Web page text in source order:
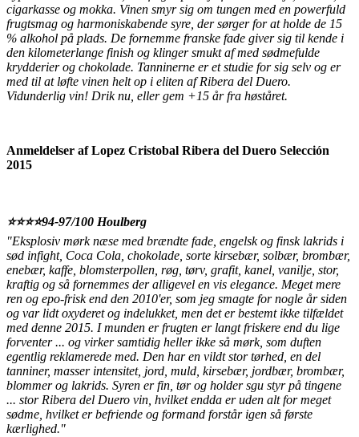
cigarkasse og mokka. Vinen smyr sig om tungen med en powerfuld
frugtsmag og harmoniskabende syre, der sørger for at holde de 15
% alkohol på plads. De fornemme franske fade giver sig til kende i
den kilometerlange finish og klinger smukt af med sødmefulde
krydderier og chokolade. Tanninerne er et studie for sig selv og er
med til at løfte vinen helt op i eliten af Ribera del Duero.
Vidunderlig vin! Drik nu, eller gem +15 år fra høståret.
Anmeldelser af Lopez Cristobal Ribera del Duero Selección
2015
⭐️⭐️⭐️⭐️94-97/100 Houlberg
"Eksplosiv mørk næse med brændte fade, engelsk og finsk lakrids i
sød infight, Coca Cola, chokolade, sorte kirsebær, solbær, brombær,
enebær, kaffe, blomsterpollen, røg, tørv, grafit, kanel, vanilje, stor,
kraftig og så fornemmes der alligevel en vis elegance. Meget mere
ren og epo-frisk end den 2010'er, som jeg smagte for nogle år siden
og var lidt oxyderet og indelukket, men det er bestemt ikke tilfældet
med denne 2015. I munden er frugten er langt friskere end du lige
forventer ... og virker samtidig heller ikke så mørk, som duften
egentlig reklamerede med. Den har en vildt stor tørhed, en del
tanniner, masser intensitet, jord, muld, kirsebær, jordbær, brombær,
blommer og lakrids. Syren er fin, tør og holder sgu styr på tingene
... stor Ribera del Duero vin, hvilket endda er uden alt for meget
sødme, hvilket er befriende og formand forstår igen så første
kærlighed."